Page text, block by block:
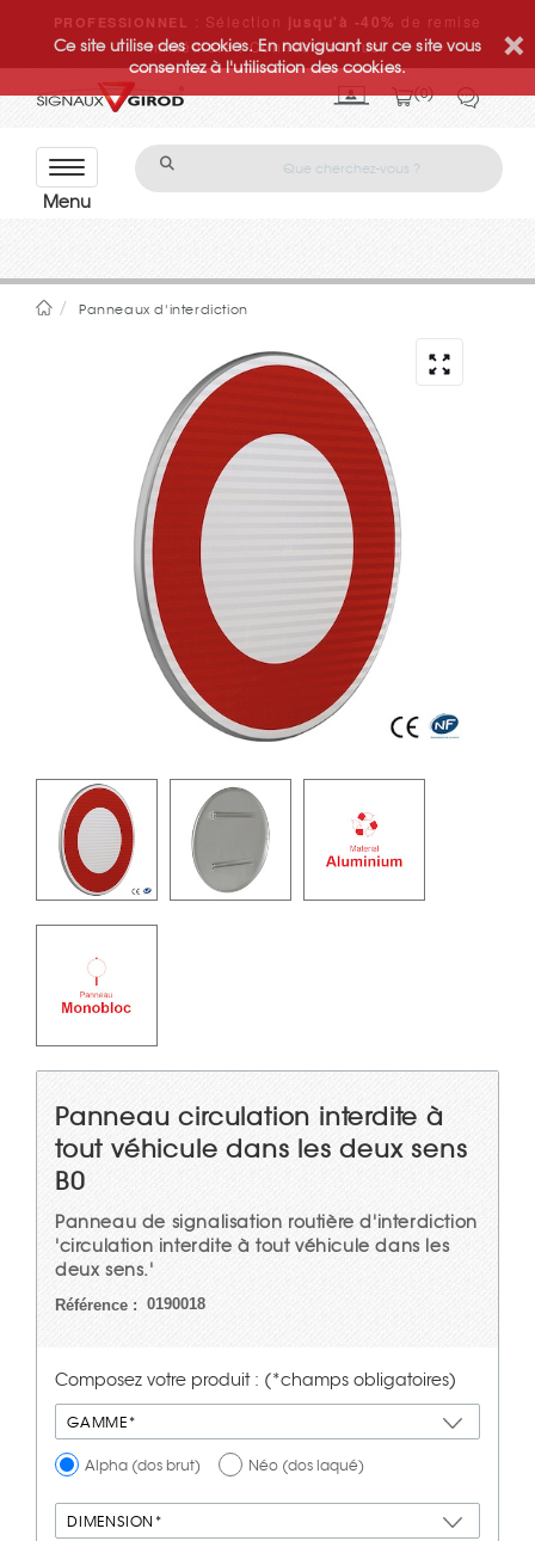
Ce site utilise des cookies. En naviguant sur ce site vous
consentez à l'utilisation des cookies.
PROFESSIONNEL : Sélection jusqu'à -40% de remise
immédiate ! Connectez-vous.
0
Con
Panneaux d'interdiction
Panneau circulation interdite à
tout véhicule dans les deux sens
B0
Panneau de signalisation routière d'interdiction
'circulation interdite à tout véhicule dans les
deux sens.'
Référence : 0190018
Composez votre produit : (*champs obligatoires)
GAMME*
Alpha (dos brut) Néo (dos laqué)
DIMENSION*